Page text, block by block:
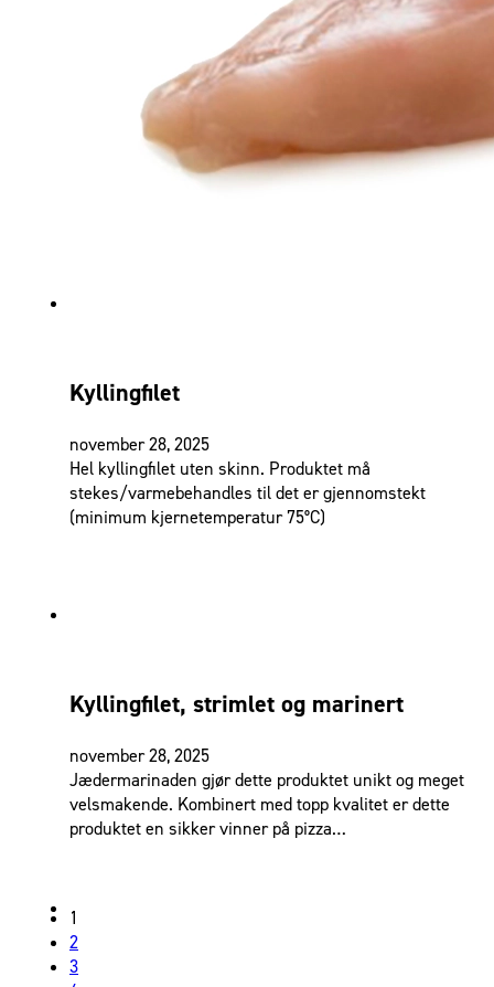
Kyllingfilet
november 28, 2025
Hel kyllingfilet uten skinn. Produktet må
stekes/varmebehandles til det er gjennomstekt
(minimum kjernetemperatur 75°C)
Kyllingfilet, strimlet og marinert
november 28, 2025
Jædermarinaden gjør dette produktet unikt og meget
velsmakende. Kombinert med topp kvalitet er dette
produktet en sikker vinner på pizza…
1
2
3